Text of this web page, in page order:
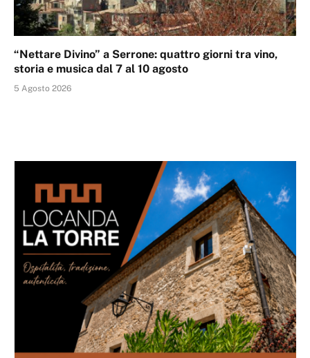
“Nettare Divino” a Serrone: quattro giorni tra vino,
storia e musica dal 7 al 10 agosto
5 Agosto 2026